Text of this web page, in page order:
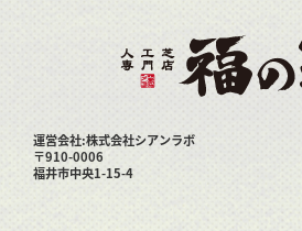
運営会社:株式会社シアンラボ
〒910-0006
福井市中央1-15-4